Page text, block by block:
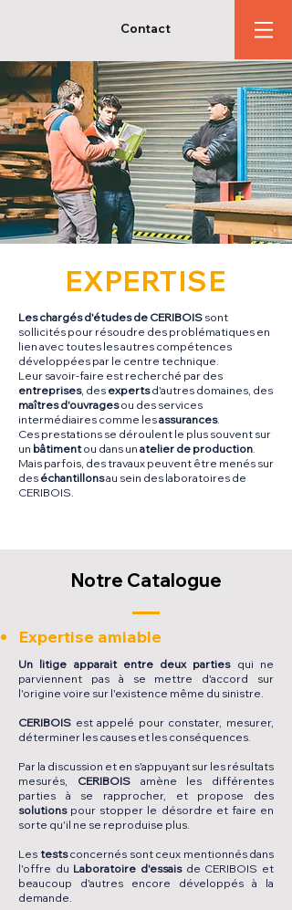
Contact
EXPERTISE
Les chargés d'études de CERIBOIS sont
sollicités pour résoudre des problématiques en
lien avec toutes les autres compétences
développées par le centre technique.
Leur savoir-faire est recherché par des
entreprises, des expertsd'autres domaines, des
maîtres d'ouvragesou des services
intermédiaires comme lesassurances.
Ces prestations se déroulent le plus souvent sur
un bâtimentou dans un atelier de production.
Mais parfois, des travaux peuvent être menés sur
des échantillonsau sein des laboratoires de
CERIBOIS.
Notre Catalogue
Expertise amiable
Un litige apparait entre deux partiesqui ne
parviennent pas à se mettre d'accord sur
l'origine voire sur l'existence même du sinistre.
CERIBOIS est appelé pour constater, mesurer,
déterminer les causes et les conséquences.
Par la discussion et en s'appuyant sur les résultats
mesurés, CERIBOIS amène les différentes
parties à se rapprocher, et propose des
solutionspour stopper le désordre et faire en
sorte qu'il ne se reproduise plus.
Les testsconcernés sont ceux mentionnés dans
l'offre du Laboratoire d'essaisde CERIBOIS et
beaucoup d'autres encore développés à la
demande.